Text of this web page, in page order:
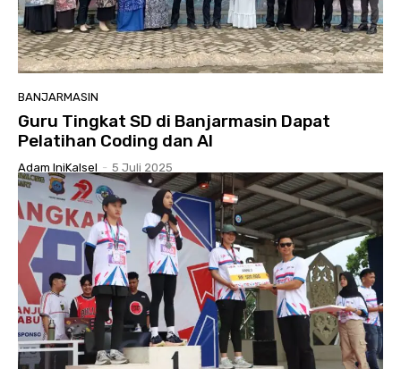
BANJARMASIN
Guru Tingkat SD di Banjarmasin Dapat
Pelatihan Coding dan AI
Adam IniKalsel - 5 Juli 2025